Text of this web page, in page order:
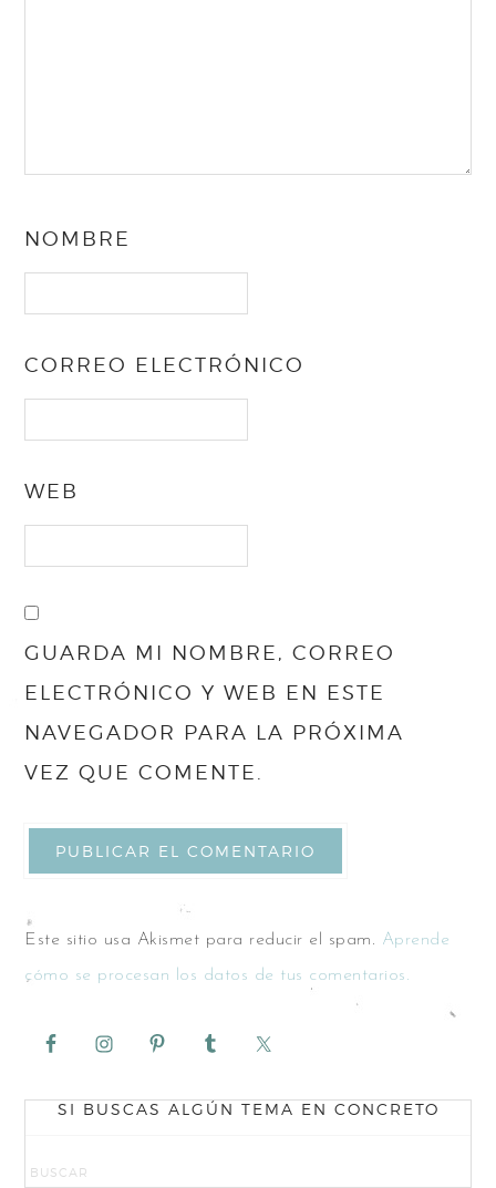
NOMBRE
CORREO ELECTRÓNICO
WEB
GUARDA MI NOMBRE, CORREO
ELECTRÓNICO Y WEB EN ESTE
NAVEGADOR PARA LA PRÓXIMA
VEZ QUE COMENTE.
Este sitio usa Akismet para reducir el spam. Aprende
cómo se procesan los datos de tus comentarios.
SI BUSCAS ALGÚN TEMA EN CONCRETO